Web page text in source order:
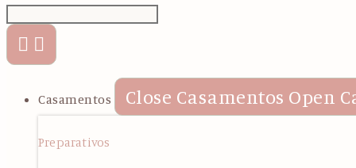
Casamentos Close Casamentos Open
Preparativos